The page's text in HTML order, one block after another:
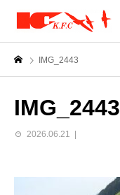
IMG_2443
IMG_2443
2026.06.21